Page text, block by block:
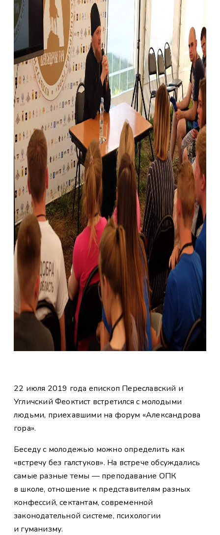
22 июля 2019 года епископ Переславский и
Угличский Феоктист встретился с молодыми
людьми, приехавшими на форум «Александрова
гора».
Беседу с молодежью можно определить как
«встречу без галстуков». На встрече обсуждались
самые разные темы — преподавание ОПК
в школе, отношение к представителям разных
конфессий, сектантам, современной
законодательной системе, психологии
и гуманизму.